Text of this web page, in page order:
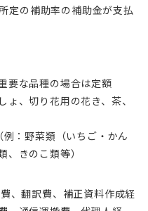
定の補助率の補助金が支払
要な品種の場合は定額
ょ、切り花用の花き、茶、
：野菜類（いちご・かん
、きのこ類等）
、翻訳費、補正資料作成経